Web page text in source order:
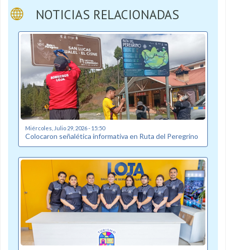
NOTICIAS RELACIONADAS
Miércoles, Julio 29, 2026 - 15:50
Colocaron señalética informativa en Ruta del Peregrino